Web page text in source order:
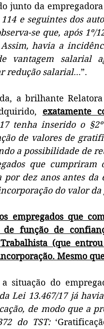
junto da
e seguintes dos
se que, após
havia a
vantagem salarial
redução salarial...”.
a brilhante
exatamente
tenha inserido o
de valores de
a possibilidade de
que
por dez anos antes
do valor
os empregados que
de função de
(que
Mesmo
situação do
Lei 13.467/17 já
de modo que a
do TST: